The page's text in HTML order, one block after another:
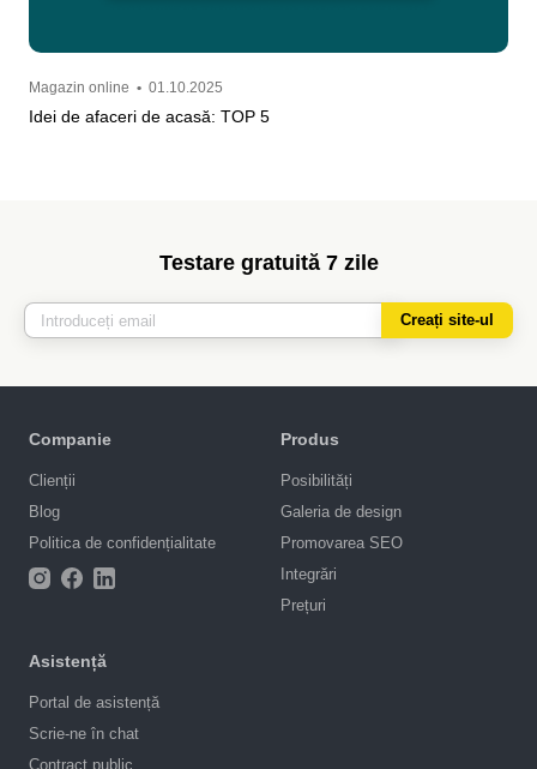
Magazin online • 01.10.2025
Idei de afaceri de acasă: TOP 5
Testare gratuită 7 zile
Creați site-ul
Companie
Clienții
Blog
Politica de confidențialitate
Produs
Posibilități
Galeria de design
Promovarea SEO
Integrări
Prețuri
Asistență
Portal de asistență
Scrie-ne în chat
Contract public